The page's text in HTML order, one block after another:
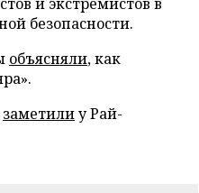
безопасности.
объясняли, как
заметилиу Рай-